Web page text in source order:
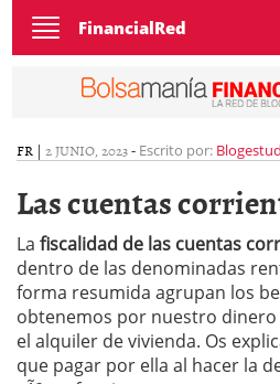
Toggle
navigation
FinancialRed
FR | 2 JUNIO, 2023- Escrito por:
Las cuentas
La fiscalidad de las cuentas
dentro de las denominadas
forma resumida agrupan los
obtenemos por nuestro dinero
el alquiler de vivienda. Os
que pagar por ella al hacer la